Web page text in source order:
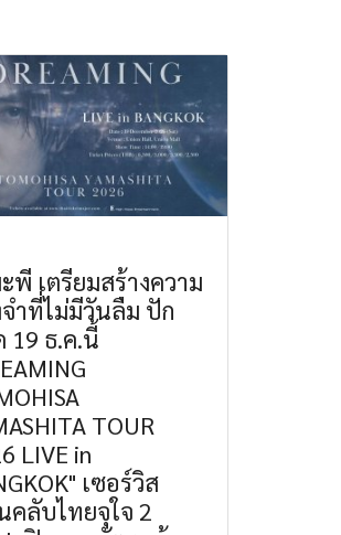
พี เตรียมสร้างความ
ำที่ไม่มีวันลืม ปัก
19 ธ.ค.นี้
TOUR
LIVE in
เซอร์วิส
ลับไทยจุใจ 2